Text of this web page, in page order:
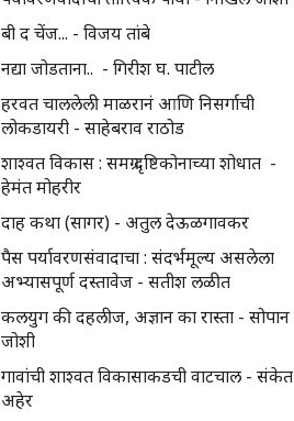
बी द चेंज... - विजय तांबे
नद्या जोडताना.. - गिरीश घ. पाटील
हरवत चाललेली माळरानं आणि निसर्गाची
लोकडायरी - साहेबराव राठोड
शाश्वत विकास : समग्र दृष्टिकोनाच्या शोधात -
हेमंत मोहरीर
दाह कथा (सागर) - अतुल देऊळगावकर
पैस पर्यावरणसंवादाचा : संदर्भमूल्य असलेला
अभ्यासपूर्ण दस्तावेज - सतीश लळीत
कलयुग की दहलीज, अज्ञान का रास्ता - सोपान
जोशी
गावांची शाश्वत विकासाकडची वाटचाल - संकेत
अहेर